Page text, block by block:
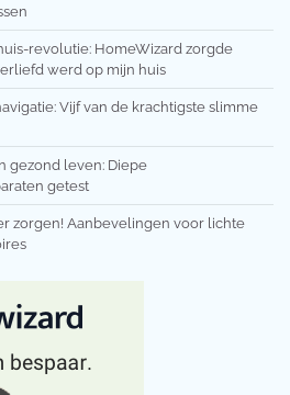
revolutie: HomeWizard zorgde
werd op mijn huis
Vijf van de krachtigste slimme
gezond leven: Diepe
getest
zorgen! Aanbevelingen voor lichte